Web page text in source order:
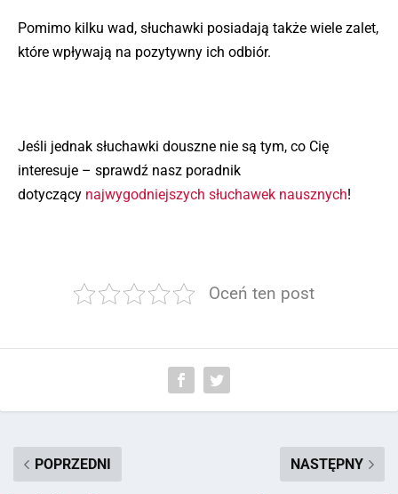
Pomimo kilku wad, słuchawki posiadają także wiele zalet,
które wpływają na pozytywny ich odbiór.
Jeśli jednak słuchawki douszne nie są tym, co Cię
interesuje – sprawdź nasz poradnik
dotyczący najwygodniejszych słuchawek nausznych!
Oceń ten post
POPRZEDNI NASTĘPNY